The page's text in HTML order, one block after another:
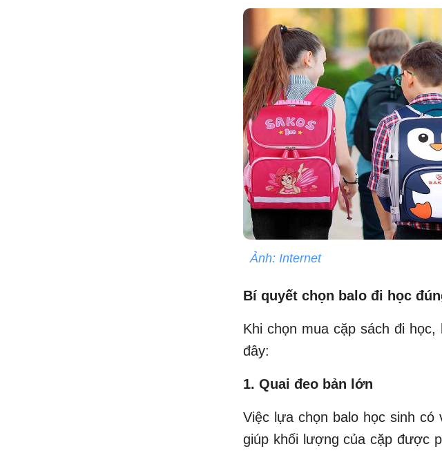
Ảnh: Internet
Bí quyết chọn balo đi học
Khi chọn mua cặp sách đi
đây:
1. Quai đeo bản lớn
Việc lựa chọn balo học sinh
giúp khối lượng của cặp được